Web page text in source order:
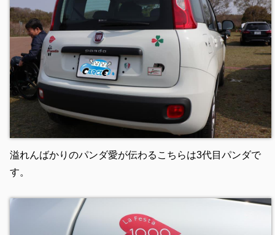
溢れんばかりのパンダ愛が伝わるこちらは3代目パンダで
す。